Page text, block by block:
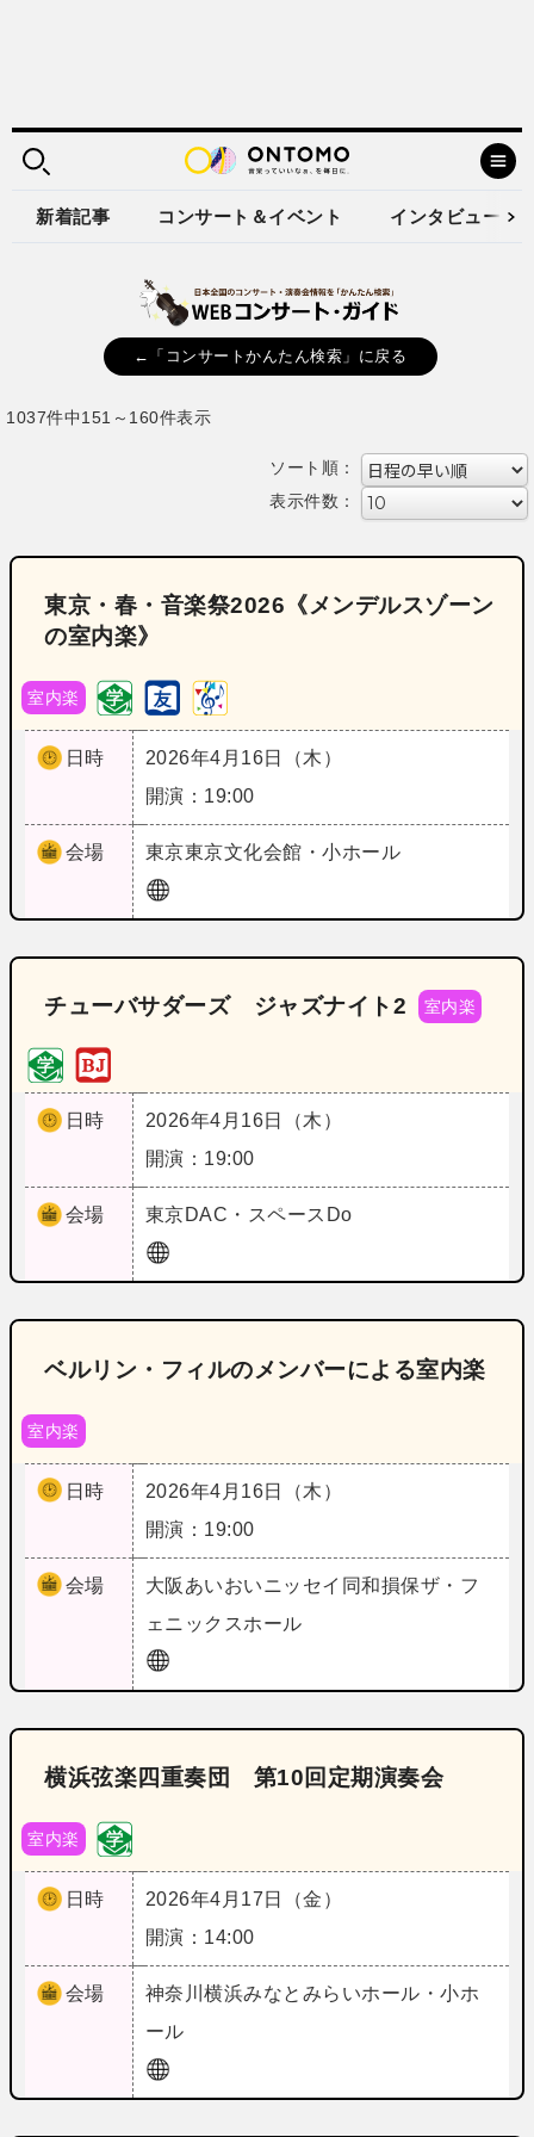
新着記事 コンサート＆イベント インタビュー
←「コンサートかんたん検索」に戻る
1037件中151～160件表示
ソート順：
表示件数：
東京・春・音楽祭2026《メンデルスゾーン
の室内楽》
室内楽
日時
2026年4月16日（木）
開演：19:00
会場 東京東京文化会館・小ホール
チューバサダーズ ジャズナイト2 室内楽
日時
2026年4月16日（木）
開演：19:00
会場 東京DAC・スペースDo
ベルリン・フィルのメンバーによる室内楽
室内楽
日時
2026年4月16日（木）
開演：19:00
会場 大阪 あいおいニッセイ同和損保ザ・フ
ェニックスホール
横浜弦楽四重奏団 第10回定期演奏会
室内楽
日時
2026年4月17日（金）
開演：14:00
会場 神奈川横浜みなとみらいホール・小ホ
ール